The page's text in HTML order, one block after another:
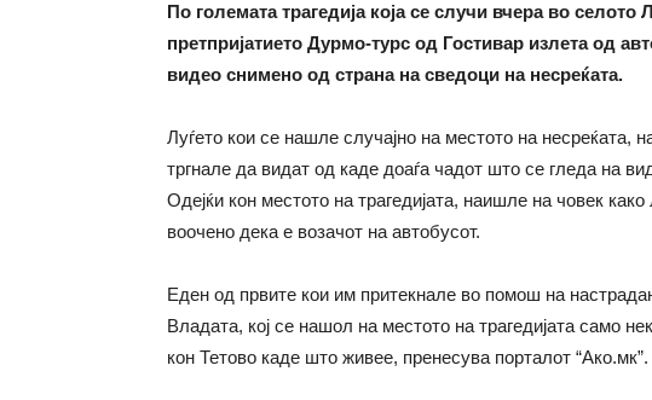
По големата трагедија која се случи вчера во селото
претпријатието Дурмо-турс од Гостивар излета од
видео снимено од страна на сведоци на несреќата.
Луѓето кои се нашле случајно на местото на несреќата,
тргнале да видат од каде доаѓа чадот што се гледа на
Одејќи кон местото на трагедијата, наишле на човек
воочено дека е возачот на автобусот.
Еден од првите кои им притекнале во помош на
Владата, кој се нашол на местото на трагедијата само
кон Тетово каде што живее, пренесува порталот “Ако.мк”.